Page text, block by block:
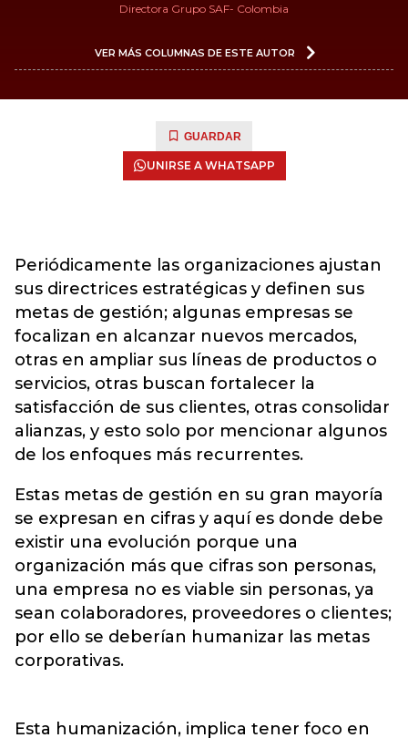
Directora Grupo SAF- Colombia
VER MÁS COLUMNAS DE ESTE AUTOR
GUARDAR
UNIRSE A WHATSAPP
Periódicamente las organizaciones ajustan
sus directrices estratégicas y definen sus
metas de gestión; algunas empresas se
focalizan en alcanzar nuevos mercados,
otras en ampliar sus líneas de productos o
servicios, otras buscan fortalecer la
satisfacción de sus clientes, otras consolidar
alianzas, y esto solo por mencionar algunos
de los enfoques más recurrentes.
Estas metas de gestión en su gran mayoría
se expresan en cifras y aquí es donde debe
existir una evolución porque una
organización más que cifras son personas,
una empresa no es viable sin personas, ya
sean colaboradores, proveedores o clientes;
por ello se deberían humanizar las metas
corporativas.
Esta humanización, implica tener foco en